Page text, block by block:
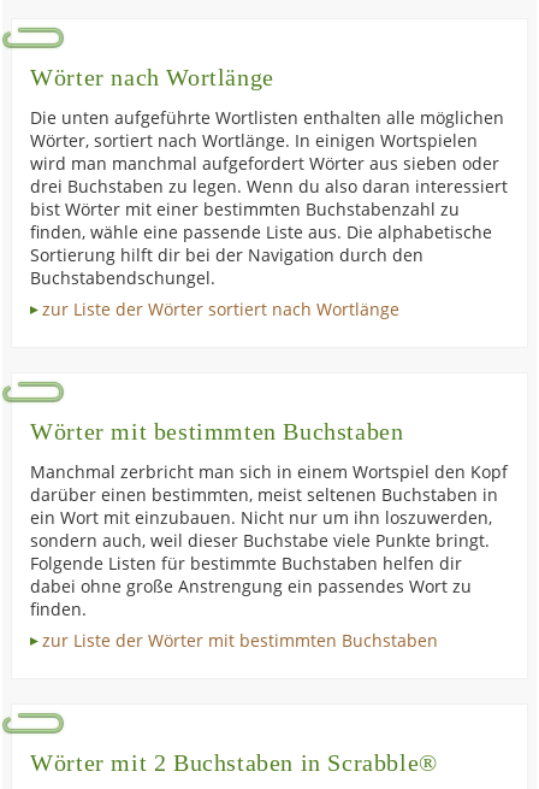
Wörter nach Wortlänge
Die unten aufgeführte Wortlisten enthalten alle möglichen
Wörter, sortiert nach Wortlänge. In einigen Wortspielen
wird man manchmal aufgefordert Wörter aus sieben oder
drei Buchstaben zu legen. Wenn du also daran interessiert
bist Wörter mit einer bestimmten Buchstabenzahl zu
finden, wähle eine passende Liste aus. Die alphabetische
Sortierung hilft dir bei der Navigation durch den
Buchstabendschungel.
zur Liste der Wörter sortiert nach Wortlänge
Wörter mit bestimmten Buchstaben
Manchmal zerbricht man sich in einem Wortspiel den Kopf
darüber einen bestimmten, meist seltenen Buchstaben in
ein Wort mit einzubauen. Nicht nur um ihn loszuwerden,
sondern auch, weil dieser Buchstabe viele Punkte bringt.
Folgende Listen für bestimmte Buchstaben helfen dir
dabei ohne große Anstrengung ein passendes Wort zu
finden.
zur Liste der Wörter mit bestimmten Buchstaben
Wörter mit 2 Buchstaben in Scrabble®